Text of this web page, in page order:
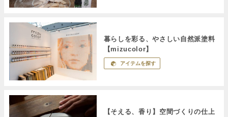
暮らしを彩る、やさしい自然派塗料
【mizucolor】
アイテムを探す
【そえる、香り】空間づくりの仕上